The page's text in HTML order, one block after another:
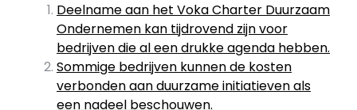
Deelname aan het Voka Charter Duurzaam
Ondernemen kan tijdrovend zijn voor
bedrijven die al een drukke agenda hebben.
Sommige bedrijven kunnen de kosten
verbonden aan duurzame initiatieven als
een nadeel beschouwen.